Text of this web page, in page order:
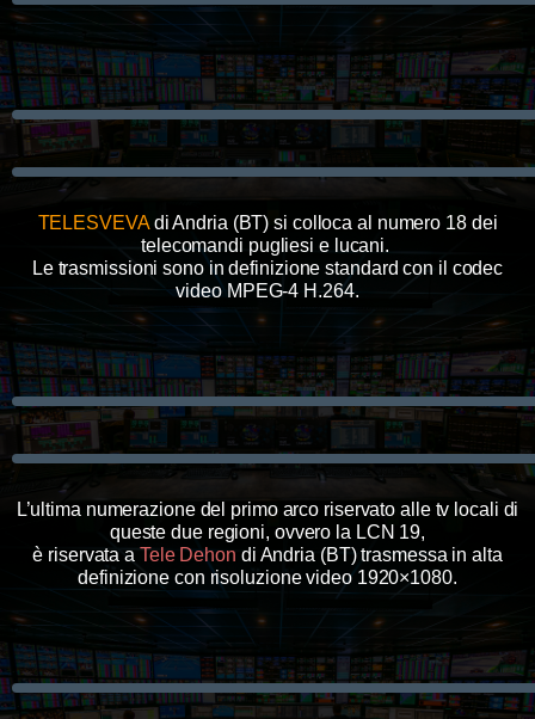
TELESVEVAdi Andria (BT) si colloca al numero 18 dei
telecomandi pugliesi e lucani.
Le trasmissioni sono in definizione standard con il codec
video MPEG-4 H.264.
L’ultima numerazione del primo arco riservato alle tv locali di
queste due regioni, ovvero la LCN 19,
è riservata a Tele Dehon di Andria (BT) trasmessa in alta
definizione con risoluzione video 1920×1080.